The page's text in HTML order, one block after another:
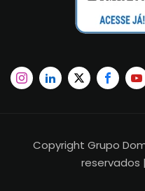
Copyright Grupo
reservados |